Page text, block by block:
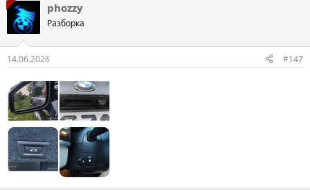
phozzy
Разборка
14.06.2026 #147